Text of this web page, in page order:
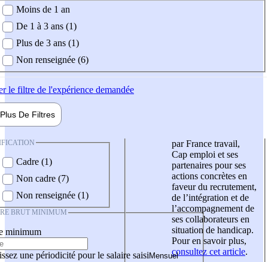
demandée
Moins de 1 an
De 1 à 3 ans (1)
Plus de 3 ans (1)
Non renseignée (6)
le filtre de l'expérience demandée
Plus De Filtres
Cadre (1)
Non cadre (7)
Non renseignée (1)
BRUT MINIMUM
minimum
une périodicité pour le salaire saisi
par France travail,
Cap emploi et ses
partenaires pour ses
actions concrètes en
faveur du recrutement,
de l’intégration et de
l’accompagnement de
ses collaborateurs en
situation de handicap.
Pour en savoir plus,
consultez cet article.